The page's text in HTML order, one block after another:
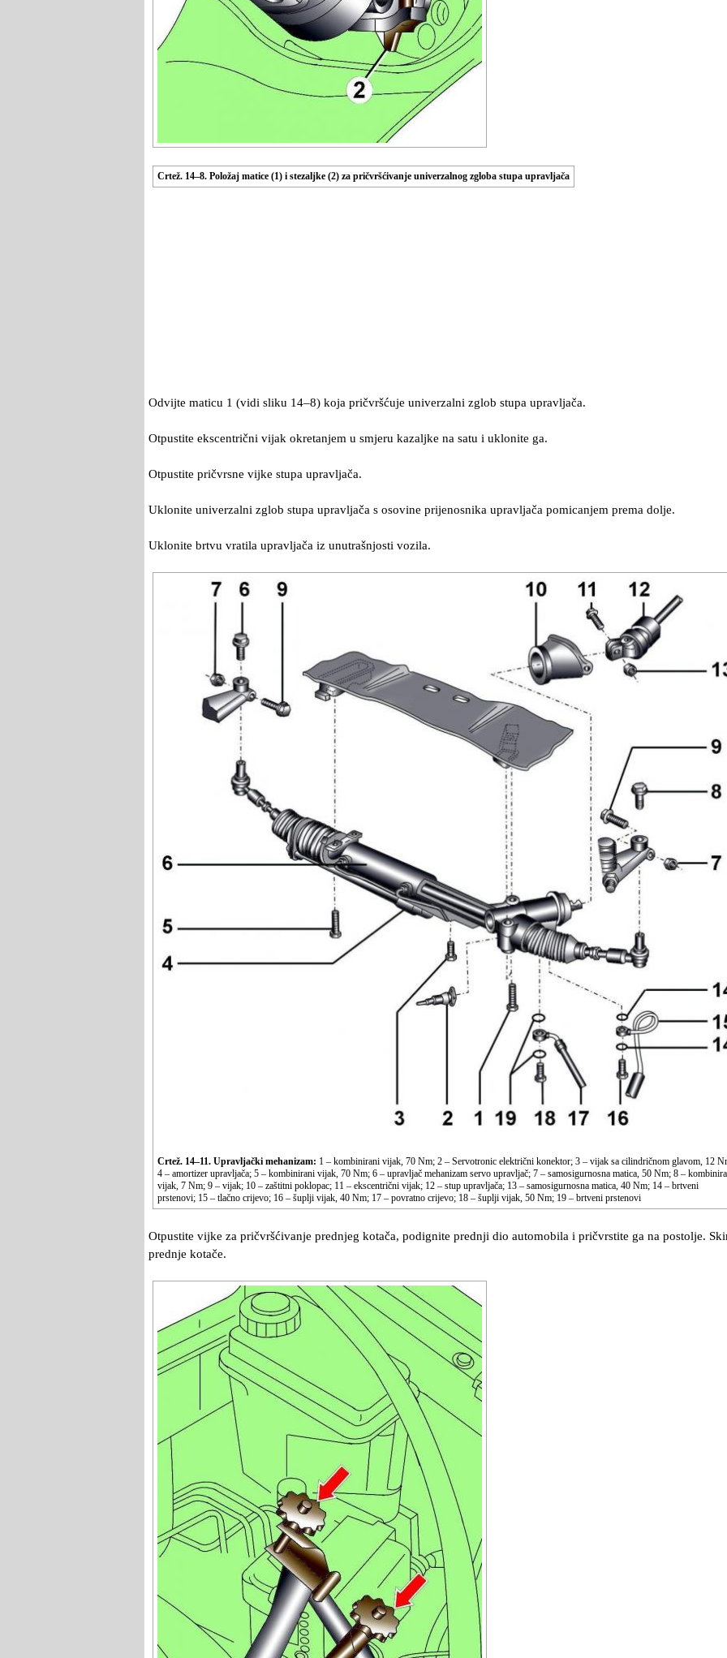
Crtež. 14–8. Položaj matice (1) i stezaljke (2) za pričvršćivanje univerzalnog zgloba stupa upravljača
Odvijte maticu 1 (vidi sliku 14–8) koja pričvršćuje univerzalni zglob stupa upravljača.
Otpustite ekscentrični vijak okretanjem u smjeru kazaljke na satu i uklonite ga.
Otpustite pričvrsne vijke stupa upravljača.
Uklonite univerzalni zglob stupa upravljača s osovine prijenosnika upravljača pomicanjem prema dolje.
Uklonite brtvu vratila upravljača iz unutrašnjosti vozila.
Crtež. 14–11. Upravljački mehanizam: 1 – kombinirani vijak, 70 Nm; 2 – Servotronic električni konektor; 3 – vijak sa cilindričnom glavom, 12
4 – amortizer upravljača; 5 – kombinirani vijak, 70 Nm; 6 – upravljač mehanizam servo upravljač; 7 – samosigurnosna matica, 50 Nm; 8 –
vijak, 7 Nm; 9 – vijak; 10 – zaštitni poklopac; 11 – ekscentrični vijak; 12 – stup upravljača; 13 – samosigurnosna matica, 40 Nm; 14 – brtveni
prstenovi; 15 – tlačno crijevo; 16 – šuplji vijak, 40 Nm; 17 – povratno crijevo; 18 – šuplji vijak, 50 Nm; 19 – brtveni prstenovi
Otpustite vijke za pričvršćivanje prednjeg kotača, podignite prednji dio automobila i pričvrstite ga na postolje.
prednje kotače.